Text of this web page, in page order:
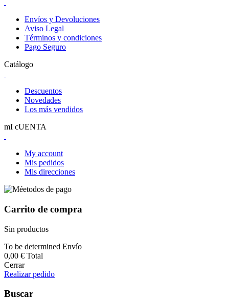
Envíos y Devoluciones
Aviso Legal
Términos y condiciones
Pago Seguro
Catálogo
Descuentos
Novedades
Los más vendidos
mI cUENTA
My account
Mis pedidos
Mis direcciones
Carrito de compra
Sin productos
To be determined Envío
0,00 € Total
Cerrar
Realizar pedido
Buscar